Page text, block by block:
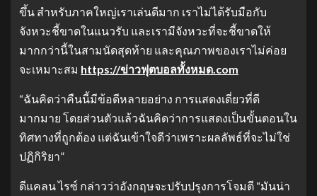
ขึ้น สำหรับภาคใหญ่เราเล่นดีมาก เราไม่ได้รับมือกับ
จังหวะชี้ขาดในแนวรับ และเรามีจังหวะที่จะชี้ขาดให้
มากกว่านี้ในสามนัดสุดท้าย และคุณภาพของเราไม่ค่อย
จะเหมาะสม https://ข่าวฟุตบอลทั้งหมด.com
“ฉันคิดว่าคืนนี้มีข้อดีหลายอย่าง การแสดงเดี่ยวที่ดี
มากมาย โดยส่วนตัวแล้วฉันคิดว่าการแสดงเป็นขั้นตอนใน
ทิศทางที่ถูกต้อง แต่ฉันเข้าใจดีว่าเพราะผลลัพธ์ที่จะไม่ใช่
ปฏิกิริยา”
ดีแคลน ไรซ์ กล่าวว่าอังกฤษจะปรับปรุงการโจมตี “มันน่า